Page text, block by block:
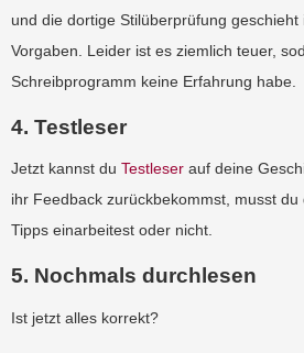
und die dortige Stilüberprüfung geschieht
Vorgaben. Leider ist es ziemlich teuer,
Schreibprogramm keine Erfahrung habe.
4. Testleser
Jetzt kannst du Testleser auf deine
ihr Feedback zurückbekommst, musst
Tipps einarbeitest oder nicht.
5. Nochmals durchlesen
Ist jetzt alles korrekt?